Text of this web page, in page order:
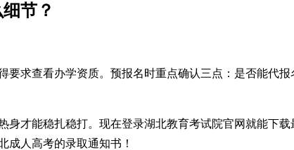
节？
要求查看办学资质。预报名时重点确认三点：是否能代
身才能稳扎稳打。现在登录湖北教育考试院官网就能下
成人高考的录取通知书！